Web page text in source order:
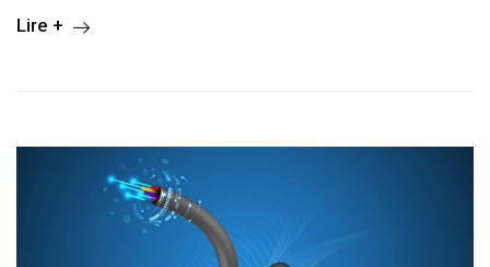
Lire +